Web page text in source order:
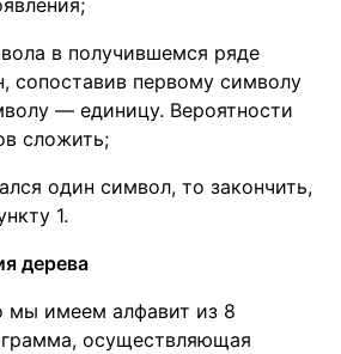
в получившемся ряде
сопоставив первому символу
— единицу. Вероятности
сложить;
один символ, то закончить,
1.
дерева
мы имеем алфавит из 8
осуществляющая